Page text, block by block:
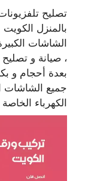
تصليح
بالمنزل
الشاشات
، صيانة و
بعدة أحجام و
جميع الشاشات
الكهرباء